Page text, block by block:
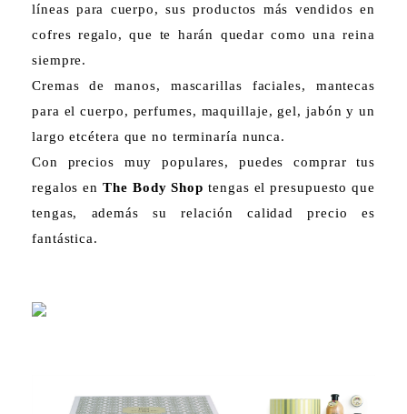
líneas para cuerpo, sus productos más vendidos en
cofres regalo, que te harán quedar como una reina
siempre.
Cremas de manos, mascarillas faciales, mantecas
para el cuerpo, perfumes, maquillaje, gel, jabón y un
largo etcétera que no terminaría nunca.
Con precios muy populares, puedes comprar tus
regalos en The Body Shop tengas el presupuesto que
tengas, además su relación calidad precio es
fantástica.